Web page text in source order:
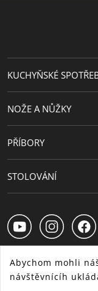
KUCHYŇSKÉ
NOŽE A NŮŽKY
PŘÍBORY
STOLOVÁNÍ
Abychom mohli
návštěvnícíh